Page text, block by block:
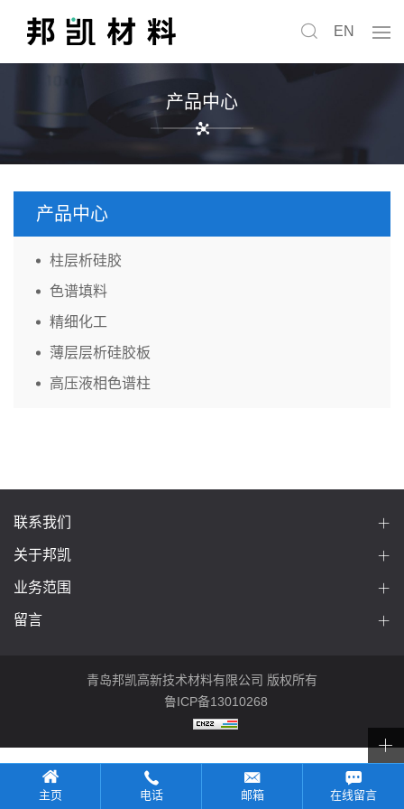
EN
产品中心
产品中心
柱层析硅胶
色谱填料
精细化工
薄层层析硅胶板
高压液相色谱柱
联系我们
关于邦凯
业务范围
留言
青岛邦凯高新技术材料有限公司 版权所有
鲁ICP备13010268
主页 电话 邮箱 在线留言